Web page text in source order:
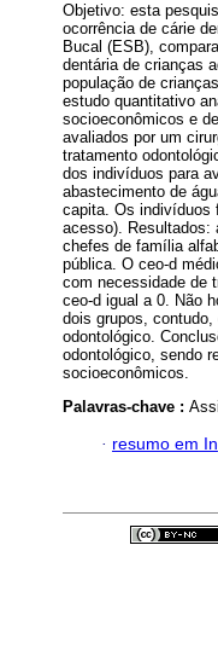
Objetivo: esta
ocorrência de cárie
Bucal (ESB),
dentária de crianças
população de
estudo quantitativo
socioeconômicos e
avaliados por um
tratamento
dos indivíduos para
abastecimento de
capita. Os indivíduos
acesso). Resultados:
chefes de família
pública. O ceo-d
com necessidade de
ceo-d igual a 0. Não
dois grupos,
odontológico.
odontológico, sendo
socioeconômicos.
Palavras-chave :
· resumo em